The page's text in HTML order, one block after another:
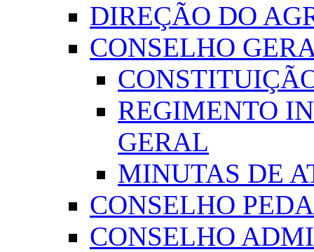
DIREÇÃO DO
CONSELHO
REGIMENTO
GERAL
MINUTAS DE
CONSELHO
CONSELHO